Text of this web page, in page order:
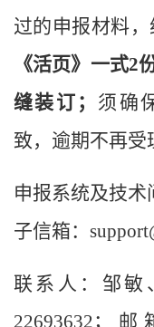
过的申报材料
《活页》一式2
缝装订；
须 确
致，逾期不再受
申报系统及技术
子信箱：
联系人：邹敏
22693632；邮